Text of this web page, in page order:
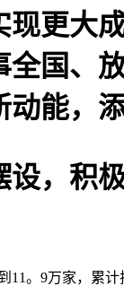
更大
全国、
能，添
，积
。9万家，累计